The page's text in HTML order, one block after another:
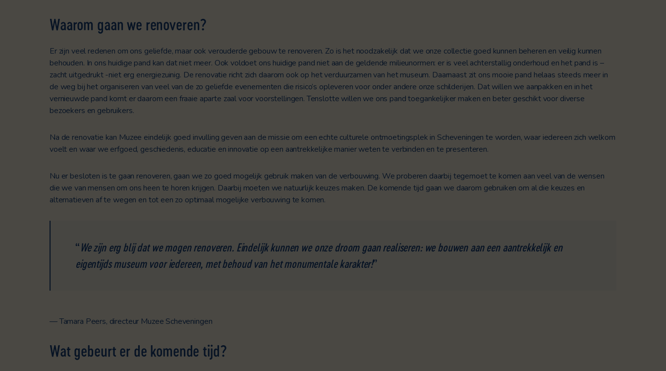
Waarom gaan we renoveren?
Er zijn veel redenen om ons geliefde, maar ook verouderde gebouw te renoveren. Zo is het noodzakelijk dat we onze collectie goed kunnen beheren en veilig kunnen
behouden. In ons huidige pand kan dat niet meer. Ook voldoet ons huidige pand niet aan de geldende milieunormen: er is veel achterstallig onderhoud en het pand is –
zacht uitgedrukt -niet erg energiezuinig. De renovatie richt zich daarom ook op het verduurzamen van het museum. Daarnaast zit ons mooie pand helaas steeds meer in
de weg bij het organiseren van veel van de zo geliefde evenementen die risico’s opleveren voor onder andere onze schilderijen. Dat willen we aanpakken en in het
vernieuwde pand komt er daarom een fraaie aparte zaal voor voorstellingen. Tenslotte willen we ons pand toegankelijker maken en beter geschikt voor diverse
bezoekers en gebruikers.
Na de renovatie kan Muzee eindelijk goed invulling geven aan de missie om een echte culturele ontmoetingsplek in Scheveningen te worden, waar iedereen zich welkom
voelt en waar we erfgoed, geschiedenis, educatie en innovatie op een aantrekkelijke manier weten te verbinden en te presenteren.
Nu er besloten is te gaan renoveren, gaan we zo goed mogelijk gebruik maken van de verbouwing. We proberen daarbij tegemoet te komen aan veel van de wensen
die we van mensen om ons heen te horen krijgen. Daarbij moeten we natuurlijk keuzes maken. De komende tijd gaan we daarom gebruiken om al die keuzes en
alternatieven af te wegen en tot een zo optimaal mogelijke verbouwing te komen.
“We zijn erg blij dat we mogen renoveren. Eindelijk kunnen we onze droom gaan realiseren: we bouwen aan een aantrekkelijk en
eigentijds museum voor iedereen, met behoud van het monumentale karakter!”
— Tamara Peers, directeur Muzee Scheveningen
Wat gebeurt er de komende tijd?